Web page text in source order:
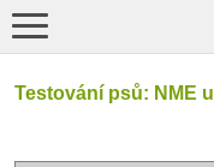
Testování psů: NME